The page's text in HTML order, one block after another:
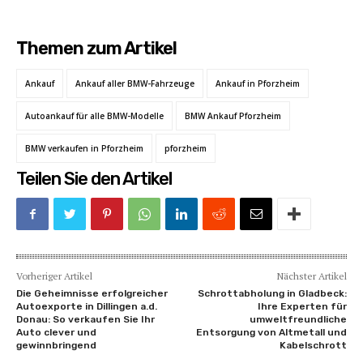
Themen zum Artikel
Ankauf Ankauf aller BMW-Fahrzeuge Ankauf in Pforzheim
Autoankauf für alle BMW-Modelle BMW Ankauf Pforzheim
BMW verkaufen in Pforzheim pforzheim
Teilen Sie den Artikel
Vorheriger Artikel
Die Geheimnisse erfolgreicher
Autoexporte in Dillingen a.d.
Donau: So verkaufen Sie Ihr
Auto clever und
gewinnbringend
Nächster Artikel
Schrottabholung in Gladbeck:
Ihre Experten für
umweltfreundliche
Entsorgung von Altmetall und
Kabelschrott